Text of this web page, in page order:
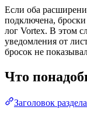
Если оба
подключена,
лог Vortex. В этом
уведомления от
бросок не
Что
Заголовок